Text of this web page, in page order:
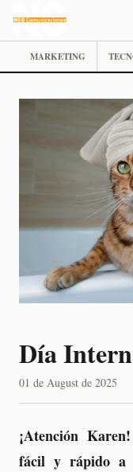
MARKETING
Día
01 de August de 2025
¡Atención
fácil y rápido a